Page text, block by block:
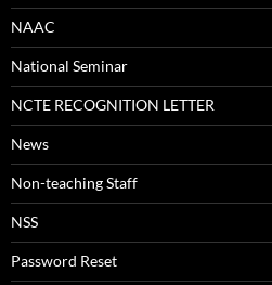
NAAC
National Seminar
NCTE RECOGNITION LETTER
News
Non-teaching Staff
NSS
Password Reset